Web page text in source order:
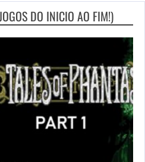
DO INICIO AO FIM!)